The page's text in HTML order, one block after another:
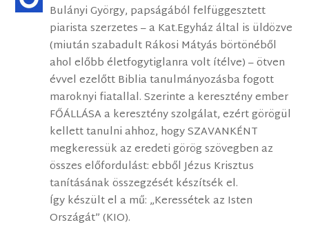
Bulányi György, papságából felfüggesztett
piarista szerzetes – a Kat.Egyház által is üldözve
(miután szabadult Rákosi Mátyás börtönéből
ahol előbb életfogytiglanra volt ítélve) – ötven
évvel ezelőtt Biblia tanulmányozásba fogott
maroknyi fiatallal. Szerinte a keresztény ember
FŐÁLLÁSA a keresztény szolgálat, ezért görögül
kellett tanulni ahhoz, hogy SZAVANKÉNT
megkeressük az eredeti görög szövegben az
összes előfordulást: ebből Jézus Krisztus
tanításának összegzését készítsék el.
Így készült el a mű: „Keressétek az Isten
Országát” (KIO).